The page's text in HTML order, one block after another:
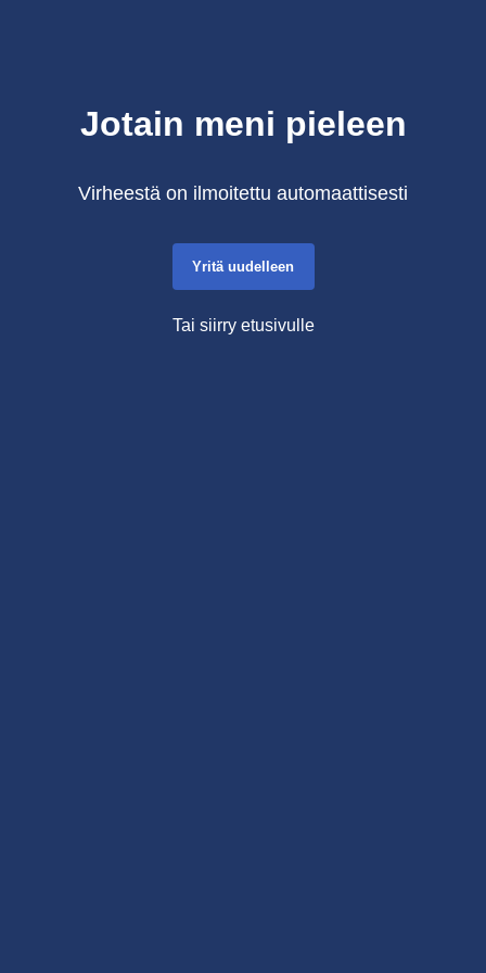
Jotain meni pieleen
Virheestä on ilmoitettu automaattisesti
Yritä uudelleen
Tai siirry etusivulle